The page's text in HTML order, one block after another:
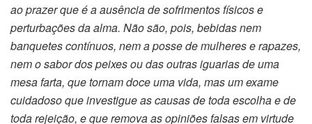
ao prazer que é a ausência de sofrimentos físicos e
perturbações da alma. Não são, pois, bebidas nem
banquetes contínuos, nem a posse de mulheres e rapazes,
nem o sabor dos peixes ou das outras iguarias de uma
mesa farta, que tornam doce uma vida, mas um exame
cuidadoso que investigue as causas de toda escolha e de
toda rejeição, e que remova as opiniões falsas em virtude